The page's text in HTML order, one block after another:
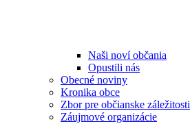
Naši noví občania
Opustili nás
Obecné noviny
Kronika obce
Zbor pre občianske záležitosti
Záujmové organizácie